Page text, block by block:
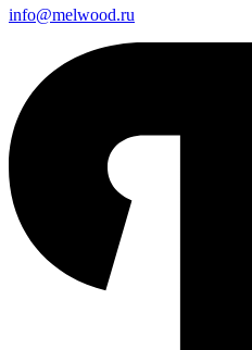
info@melwood.ru